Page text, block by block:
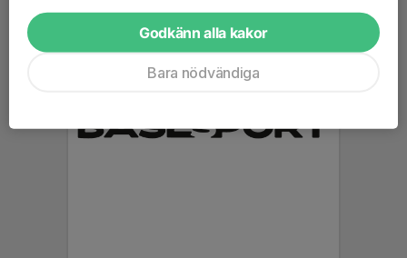
Godkänn alla kakor
Bara nödvändiga